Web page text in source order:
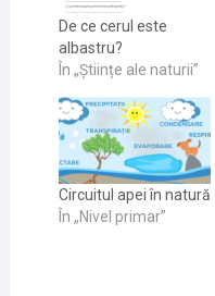
De ce cerul este
albastru?
În „Științe ale naturii”
Circuitul apei în natură
În „Nivel primar”